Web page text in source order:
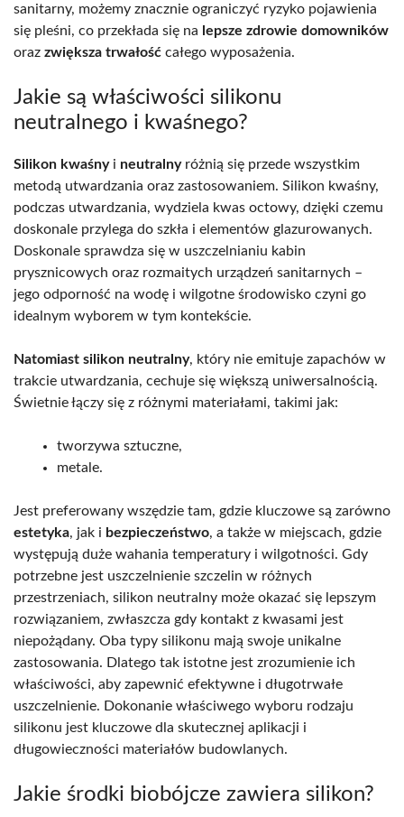
sanitarny, możemy znacznie ograniczyć ryzyko pojawienia
się pleśni, co przekłada się na lepsze zdrowie domowników
oraz zwiększa trwałość całego wyposażenia.
Jakie są właściwości silikonu
neutralnego i kwaśnego?
Silikon kwaśnyi neutralnyróżnią się przede wszystkim
metodą utwardzania oraz zastosowaniem. Silikon kwaśny,
podczas utwardzania, wydziela kwas octowy, dzięki czemu
doskonale przylega do szkła i elementów glazurowanych.
Doskonale sprawdza się w uszczelnianiu kabin
prysznicowych oraz rozmaitych urządzeń sanitarnych –
jego odporność na wodę i wilgotne środowisko czyni go
idealnym wyborem w tym kontekście.
Natomiast silikon neutralny, który nie emituje zapachów w
trakcie utwardzania, cechuje się większą uniwersalnością.
Świetnie łączy się z różnymi materiałami, takimi jak:
tworzywa sztuczne,
metale.
Jest preferowany wszędzie tam, gdzie kluczowe są zarówno
estetyka, jak i bezpieczeństwo, a także w miejscach, gdzie
występują duże wahania temperatury i wilgotności. Gdy
potrzebne jest uszczelnienie szczelin w różnych
przestrzeniach, silikon neutralny może okazać się lepszym
rozwiązaniem, zwłaszcza gdy kontakt z kwasami jest
niepożądany. Oba typy silikonu mają swoje unikalne
zastosowania. Dlatego tak istotne jest zrozumienie ich
właściwości, aby zapewnić efektywne i długotrwałe
uszczelnienie. Dokonanie właściwego wyboru rodzaju
silikonu jest kluczowe dla skutecznej aplikacji i
długowieczności materiałów budowlanych.
Jakie środki biobójcze zawiera silikon?